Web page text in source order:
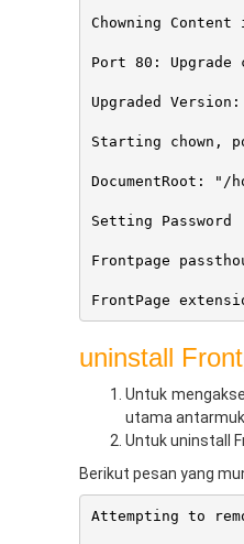
Chowning
Port 80: Upgrade
Upgraded
Starting chown,
DocumentRoot: "/
Setting Password
Frontpage
FrontPage
uninstall
Untuk
utama
Untuk uninstall
Berikut pesan yang
Attempting to